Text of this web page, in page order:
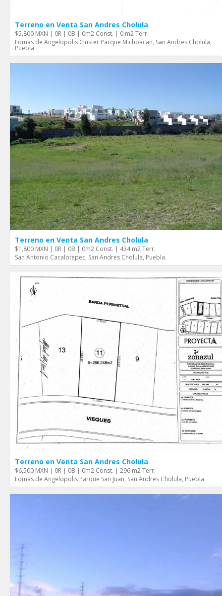
Terreno en Venta San Andres Cholula
$5,800 MXN | 0R | 0B | 0m2 Const. | 0 m2 Terr.
Lomas de Angelopolis Cluster Parque Michoacan, San Andres Cholula,
Puebla.
Terreno en Venta San Andres Cholula
$1,800 MXN | 0R | 0B | 0m2 Const. | 434 m2 Terr.
San Antonio Cacalotepec, San Andres Cholula, Puebla.
Terreno en Venta San Andres Cholula
$6,500 MXN | 0R | 0B | 0m2 Const. | 296 m2 Terr.
Lomas de Angelopolis Parque San Juan, San Andres Cholula, Puebla.